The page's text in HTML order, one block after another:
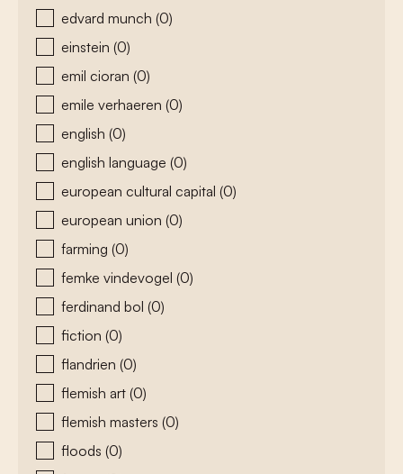
edvard munch (0)
einstein (0)
emil cioran (0)
emile verhaeren (0)
english (0)
english language (0)
european cultural capital (0)
european union (0)
farming (0)
femke vindevogel (0)
ferdinand bol (0)
fiction (0)
flandrien (0)
flemish art (0)
flemish masters (0)
floods (0)